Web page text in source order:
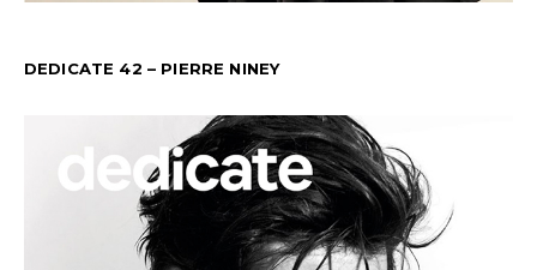
DEDICATE 42 – PIERRE NINEY